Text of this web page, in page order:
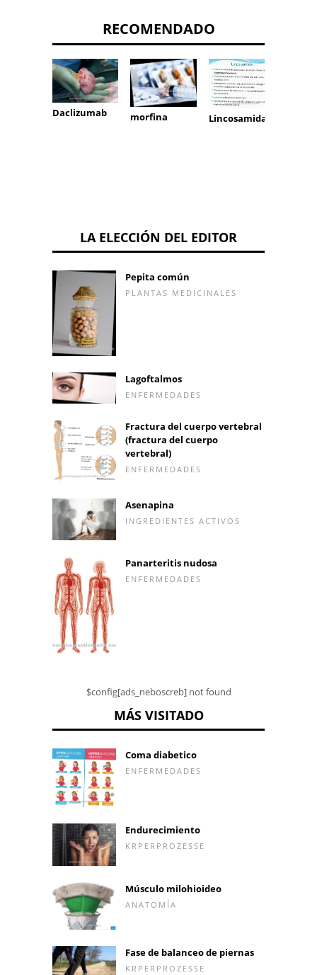
RECOMENDADO
Daclizumab morfina Lincosamidas
LA ELECCIÓN DEL EDITOR
Pepita común
PLANTAS MEDICINALES
Lagoftalmos
ENFERMEDADES
Fractura del cuerpo vertebral
(fractura del cuerpo
vertebral)
ENFERMEDADES
Asenapina
INGREDIENTES ACTIVOS
Panarteritis nudosa
ENFERMEDADES
$config[ads_neboscreb] not found
MÁS VISITADO
Coma diabetico
ENFERMEDADES
Endurecimiento
KRPERPROZESSE
Músculo milohioideo
ANATOMÍA
Fase de balanceo de piernas
KRPERPROZESSE